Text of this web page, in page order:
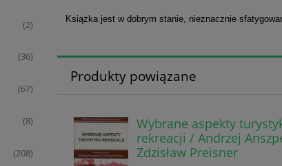
(2)
(36)
(67)
(8)
(208)
Książka jest w dobrym stanie, nieznacznie
Produkty powiązane
Wybrane aspekty
rekreacji / Andrzej
Zdzisław Preisner